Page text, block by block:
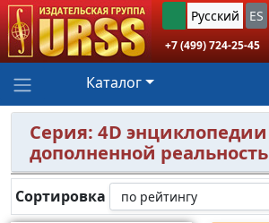
Русский ES
+7 (499) 724-25-45
Каталог
Серия: 4D энциклопедии
дополненной
Сортировка